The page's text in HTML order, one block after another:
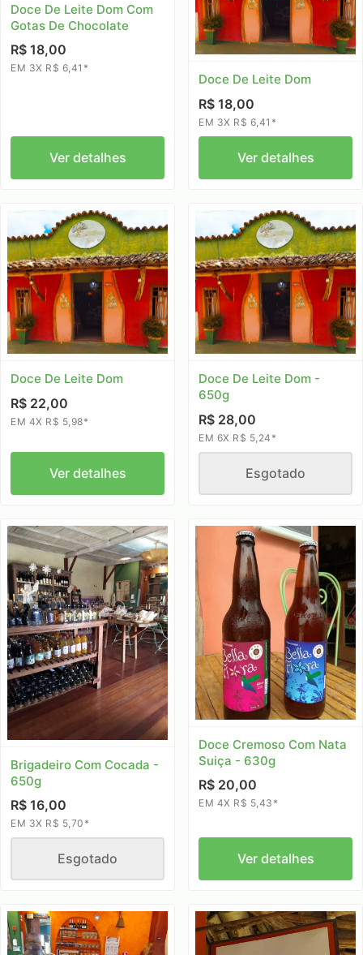
Doce De Leite Dom Com
Gotas De Chocolate
R$ 18,00
EM 3X R$ 6,41*
Ver detalhes
Doce De Leite Dom
R$ 18,00
EM 3X R$ 6,41*
Ver detalhes
Doce De Leite Dom
R$ 22,00
EM 4X R$ 5,98*
Ver detalhes
Doce De Leite Dom -
650g
R$ 28,00
EM 6X R$ 5,24*
Esgotado
Brigadeiro Com Cocada -
650g
R$ 16,00
EM 3X R$ 5,70*
Esgotado
Doce Cremoso Com Nata
Suiça - 630g
R$ 20,00
EM 4X R$ 5,43*
Ver detalhes